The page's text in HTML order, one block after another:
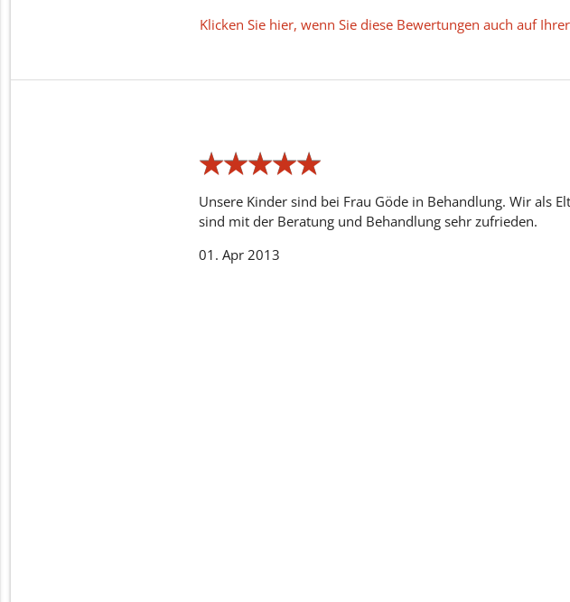
Klicken Sie hier, wenn Sie diese Bewertungen auch auf
★★★★★
★★★★★
Unsere Kinder sind bei Frau Göde in Behandlung. Wir als
sind mit der Beratung und Behandlung sehr zufrieden.
01. Apr 2013